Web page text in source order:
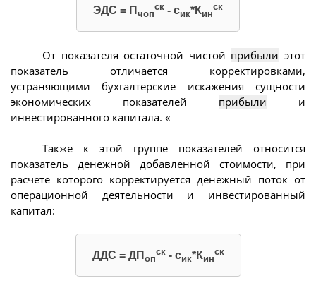
ЭДС = П чоп
ск - сик*Кин
ск
От показателя остаточной чистой прибыли этот
показатель отличается корректировками,
устраняющими бухгалтерские искажения сущности
экономических показателей прибыли и
инвестированного капитала. «
Также к этой группе показателей относится
показатель денежной добавленной стоимости, при
расчете которого корректируется денежный поток от
операционной деятельности и инвестированный
капитал:
ДДС = ДП оп
ск- сик*Кин
ск